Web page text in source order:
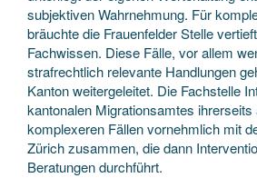
subjektiven Wahrnehmung. Für
bräuchte die Frauenfelder Stelle
Fachwissen. Diese Fälle, vor allem
strafrechtlich relevante Handlungen
Kanton weitergeleitet. Die Fachstelle
kantonalen Migrationsamtes ihrerseits
komplexeren Fällen vornehmlich mit
Zürich zusammen, die dann
Beratungen durchführt.